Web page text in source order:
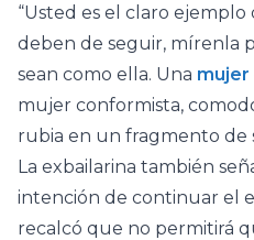
“Usted es el claro
deben de seguir, mírenla
sean como ella. Una mujer
mujer conformista,
rubia en un fragmento de
La exbailarina también
intención de continuar el
recalcó que no permitirá